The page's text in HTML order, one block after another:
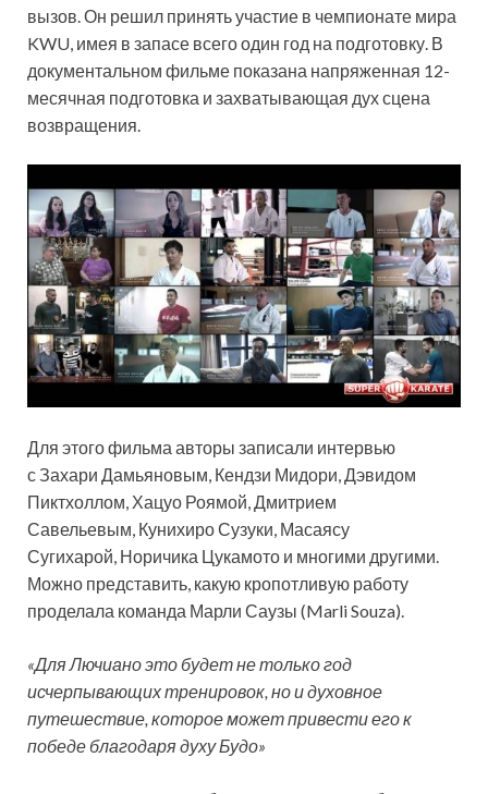
вызов. Он решил принять участие в чемпионате мира
KWU, имея в запасе всего один год на подготовку. В
документальном фильме показана напряженная 12-
месячная подготовка и захватывающая дух сцена
возвращения.
Для этого фильма авторы записали интервью
с Захари Дамьяновым, Кендзи Мидори, Дэвидом
Пиктхоллом, Хацуо Роямой, Дмитрием
Савельевым, Кунихиро Сузуки, Масаясу
Сугихарой, Норичика Цукамото и многими другими.
Можно представить, какую кропотливую работу
проделала команда Марли Саузы (Marli Souza).
«Для Лючиано это будет не только год
исчерпывающих тренировок, но и духовное
путешествие, которое может привести его к
победе благодаря духу Будо»